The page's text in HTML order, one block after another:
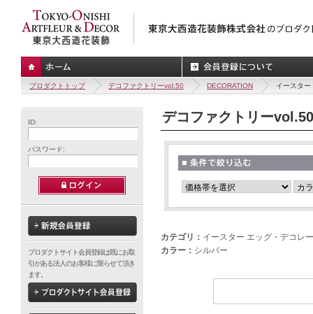
プロダクトトップ デコファクトリーvol.50 DECORATION イースタ
ID:
パスワード:
プロダクトサイト会員登録は既にお取
引がある法人のお客様に限らせて頂き
ます。
デコファクトリーvol.50
カテゴリ： イースター エッグ・デコレ
カラー： シルバー